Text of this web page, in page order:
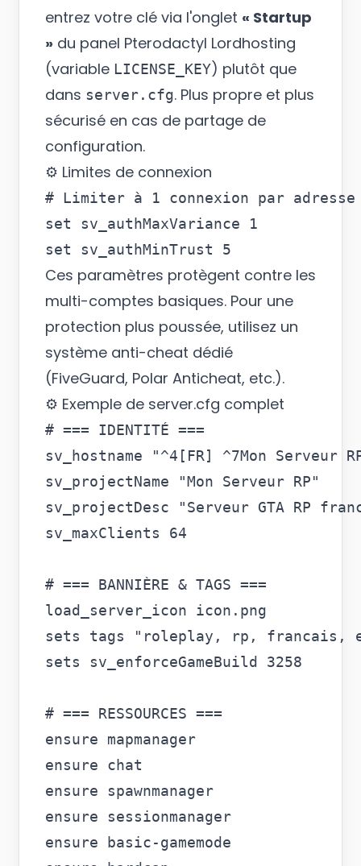
entrez votre clé via l'onglet « Startup
» du panel Pterodactyl Lordhosting
(variable LICENSE_KEY) plutôt que
dans server.cfg. Plus propre et plus
sécurisé en cas de partage de
configuration.
⚙️ Limites de connexion
# Limiter à 1 connexion par
set sv_authMaxVariance 1
Ces paramètres protègent contre les
multi-comptes basiques. Pour une
protection plus poussée, utilisez un
système anti-cheat dédié
(FiveGuard, Polar Anticheat, etc.).
⚙️ Exemple de server.cfg complet
# === IDENTITÉ ===
sv_hostname "^4[FR] ^7Mon Serveur
sv_projectName "Mon Serveur RP"
sv_projectDesc "Serveur GTA RP
sv_maxClients 64
# === BANNIÈRE & TAGS ===
load_server_icon icon.png
sets tags "roleplay, rp, francais,
sets sv_enforceGameBuild 3258
# === RESSOURCES ===
ensure mapmanager
ensure chat
ensure spawnmanager
ensure sessionmanager
ensure basic-gamemode